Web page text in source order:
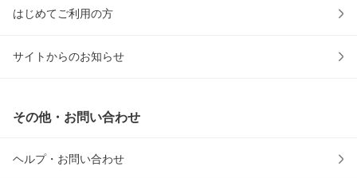
はじめてご利用の方
サイトからのお知らせ
その他・お問い合わせ
ヘルプ・お問い合わせ